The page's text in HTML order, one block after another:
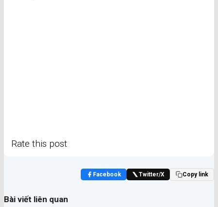
Rate this post
Facebook Twitter/X Copy link
Bài viết liên quan